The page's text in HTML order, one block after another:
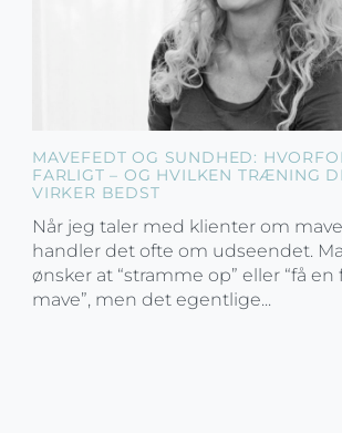
MAVEFEDT OG SUNDHED:
FARLIGT – OG HVILKEN TRÆNING
VIRKER BEDST
Når jeg taler med klienter om
handler det ofte om udseendet.
ønsker at “stramme op” eller “få en
mave”, men det egentlige...